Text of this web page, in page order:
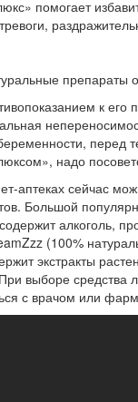
» помогает
к его
перед
надо
аптеках сейчас
Большой
алкоголь,
(100%
экстракты
выборе средства
с врачом или